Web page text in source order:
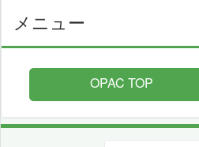
メニュー
OPAC TOP